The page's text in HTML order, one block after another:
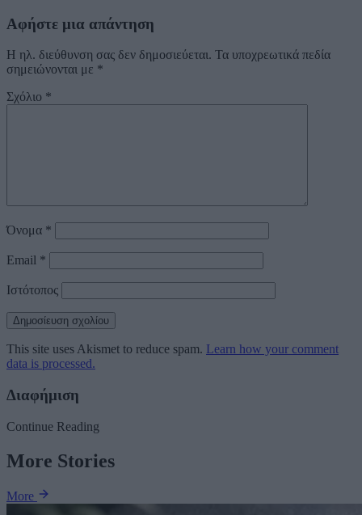
Αφήστε μια απάντηση
Η ηλ. διεύθυνση σας δεν δημοσιεύεται. Τα υποχρεωτικά πεδία
σημειώνονται με *
Σχόλιο *
Όνομα *
Email *
Ιστότοπος
This site uses Akismet to reduce spam. Learn how your comment
data is processed.
Διαφήμιση
Continue Reading
More Stories
More